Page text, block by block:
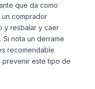
que da como
comprador
y resbalar y caer
nota un derrame
recomendable
prevenir este tipo de